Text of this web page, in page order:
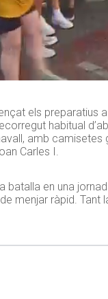
els preparatius
habitual
amb camisetes
Carles I.
batalla en una
menjar ràpid. Tant